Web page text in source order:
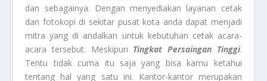
dan sebagainya. Dengan menyediakan layanan cetak
dan fotokopi di sekitar pusat kota anda dapat menjadi
mitra yang di andalkan untuk kebutuhan cetak acara-
acara tersebut. Meskipun Tingkat Persaingan Tinggi.
Tentu tidak cuma itu saja yang bisa kamu ketahui
tentang hal yang satu ini. Kantor-kantor merupakan